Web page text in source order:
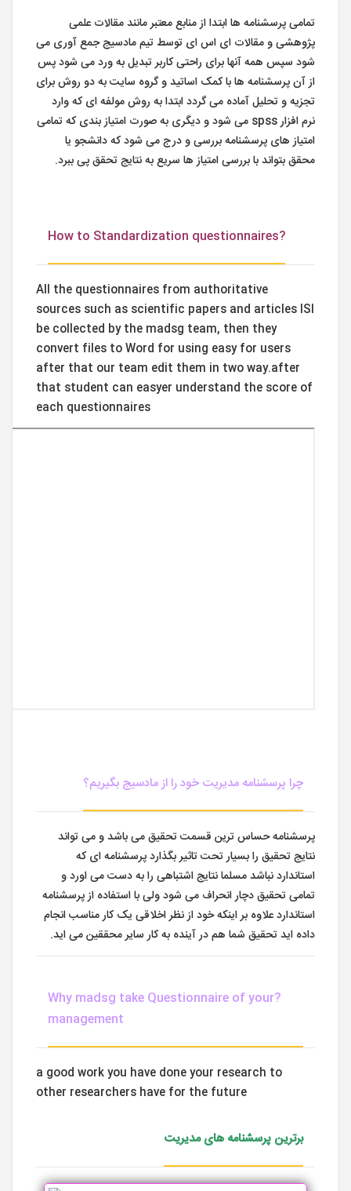
تمامی پرسشنامه ها ابتدا از منابع معتبر مانند مقالات علمی
پژوهشی و مقالات ای اس ای توسط تیم مادسیج جمع آوری می
شود سپس همه آنها برای راحتی کاربر تبدیل به ورد می شود پس
از آن پرسشنامه ها با کمک اساتید و گروه سایت به دو روش برای
تجزیه و تحلیل آماده می گردد ابتدا به روش مولفه ای که وارد
نرم افزار spss می شود و دیگری به صورت امتیاز بندی که تمامی
امتیاز های پرسشنامه بررسی و درج می شود که دانشجو یا
محقق بتواند با بررسی امتیاز ها سریع به نتایج تحقق پی ببرد.
?How to Standardization questionnaires
All the questionnaires from authoritative
sources such as scientific papers and articles ISI
be collected by the madsg team, then they
convert files to Word for using easy for users
after that our team edit them in two way.after
that student can easyer understand the score of
each questionnaires
چرا پرسشنامه مدیریت خود را از مادسیج بگیریم؟
پرسشنامه حساس ترین قسمت تحقیق می باشد و می تواند
نتایج تحقیق را بسیار تحت تاثیر بگذارد پرسشنامه ای که
استاندارد نباشد مسلما نتایج اشتباهی را به دست می اورد و
تمامی تحقیق دچار انحراف می شود ولی با استفاده از پرسشنامه
استاندارد علاوه بر اینکه خود از نظر اخلاقی یک کار مناسب انجام
داده اید تحقیق شما هم در آینده به کار سایر محققین می اید.
?Why madsg take Questionnaire of your
management
a good work you have done your research to
other researchers have for the future
برترین پرسشنامه های مدیریت